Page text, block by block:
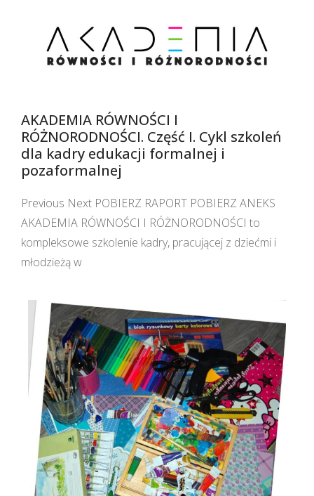
AKADEMIA RÓWNOŚCI I
RÓŻNORODNOŚCI. Część I. Cykl szkoleń
dla kadry edukacji formalnej i
pozaformalnej
Previous Next POBIERZ RAPORT POBIERZ ANEKS
AKADEMIA RÓWNOŚCI I RÓŻNORODNOŚCI to
kompleksowe szkolenie kadry, pracującej z dziećmi i
młodzieżą w